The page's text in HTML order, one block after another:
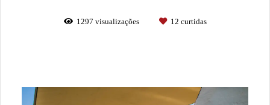
1297 visualizações 12 curtidas